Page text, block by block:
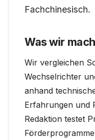
Fachchinesisch.
Was wir
Wir vergleichen
Wechselrichter
anhand
Erfahrungen und
Redaktion testet